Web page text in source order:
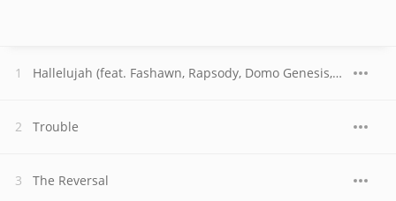
Hallelujah (feat. Fashawn, Rapsody, Domo Genesis, Vinnie Paz & Action Bronson)
Trouble
The Reversal